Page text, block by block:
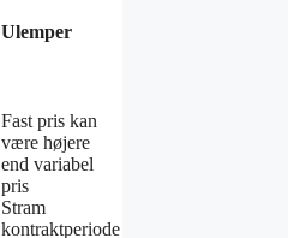
Ulemper
Fast pris kan
være højere
end variabel
pris
Stram
kontraktperiode